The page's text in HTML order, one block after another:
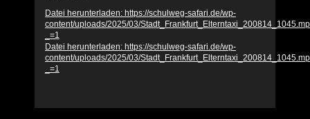
Datei herunterladen: https://schulweg-safari.de/wp-
content/uploads/2025/03/
_=1
Datei herunterladen: https://schulweg-safari.de/wp-
content/uploads/2025/03/
_=1